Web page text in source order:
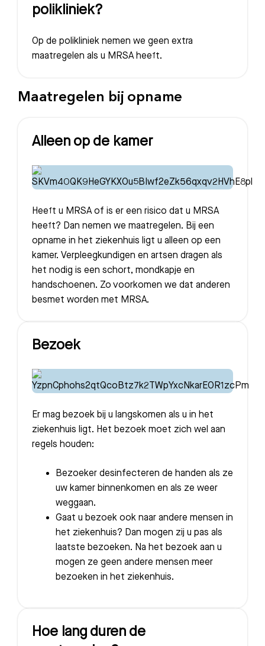
polikliniek?
Op de polikliniek nemen we geen extra
maatregelen als u MRSA heeft.
Maatregelen bij opname
Alleen op de kamer
Heeft u MRSA of is er een risico dat u MRSA
heeft? Dan nemen we maatregelen. Bij een
opname in het ziekenhuis ligt u alleen op een
kamer. Verpleegkundigen en artsen dragen als
het nodig is een schort, mondkapje en
handschoenen. Zo voorkomen we dat anderen
besmet worden met MRSA.
Bezoek
Er mag bezoek bij u langskomen als u in het
ziekenhuis ligt. Het bezoek moet zich wel aan
regels houden:
Bezoeker desinfecteren de handen als ze
uw kamer binnenkomen en als ze weer
weggaan.
Gaat u bezoek ook naar andere mensen in
het ziekenhuis? Dan mogen zij u pas als
laatste bezoeken. Na het bezoek aan u
mogen ze geen andere mensen meer
bezoeken in het ziekenhuis.
Hoe lang duren de